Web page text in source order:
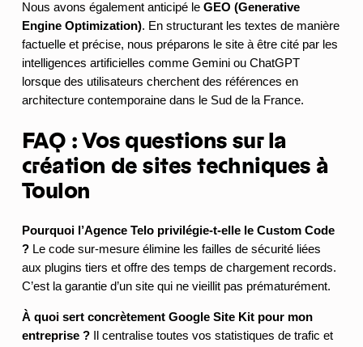
Nous avons également anticipé le GEO (Generative
Engine Optimization). En structurant les textes de manière
factuelle et précise, nous préparons le site à être cité par les
intelligences artificielles comme Gemini ou ChatGPT
lorsque des utilisateurs cherchent des références en
architecture contemporaine dans le Sud de la France.
FAQ : Vos questions sur la
création de sites techniques à
Toulon
Pourquoi l’Agence Telo privilégie-t-elle le Custom Code
?Le code sur-mesure élimine les failles de sécurité liées
aux plugins tiers et offre des temps de chargement records.
C’est la garantie d’un site qui ne vieillit pas prématurément.
À quoi sert concrètement Google Site Kit pour mon
entreprise ?Il centralise toutes vos statistiques de trafic et